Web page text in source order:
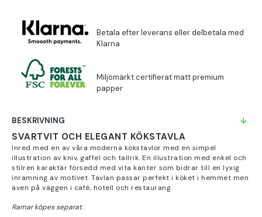
BESKRIVNING
SVARTVIT OCH ELEGANT KÖKSTAVLA
Inred med en av våra moderna kökstavlor med en simpel
illustration av kniv, gaffel och tallrik. En illustration med enkel och
stilren karaktär försedd med vita kanter som bidrar till en lyxig
inramning av motivet. Tavlan passar perfekt i köket i hemmet men
även på väggen i café, hotell och restaurang.